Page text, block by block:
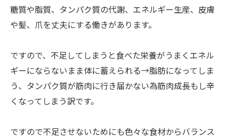
糖質や脂質、タンパク質の代謝、エネルギー生産、皮膚
や髪、爪を丈夫にする働きがあります。
ですので、不足してしまうと食べた栄養がうまくエネル
ギーにならないまま体に蓄えられる→脂肪になってしま
う、タンパク質が筋肉に行き届かない為筋肉成長もし辛
くなってしまう訳です。
ですので不足させないためにも色々な食材からバランス